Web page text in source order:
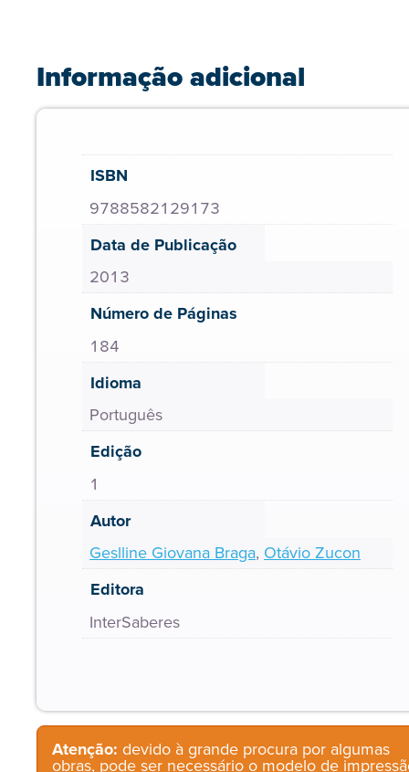
Informação adicional
ISBN
9788582129173
Data de Publicação
2013
Número de Páginas
184
Idioma
Português
Edição
1
Autor
Geslline Giovana Braga, Otávio Zucon
Editora
InterSaberes
Atenção: devido à grande procura por algumas
obras, pode ser necessário o modelo de